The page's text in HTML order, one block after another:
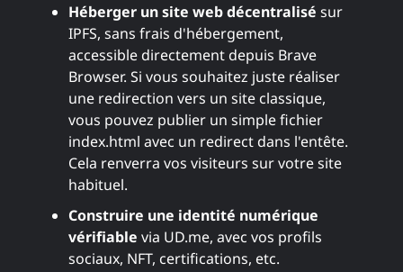
Héberger un site web décentralisé sur
IPFS, sans frais d'hébergement,
accessible directement depuis Brave
Browser. Si vous souhaitez juste réaliser
une redirection vers un site classique,
vous pouvez publier un simple fichier
index.html avec un redirect dans l'entête.
Cela renverra vos visiteurs sur votre site
habituel.
Construire une identité numérique
vérifiable via UD.me, avec vos profils
sociaux, NFT, certifications, etc.